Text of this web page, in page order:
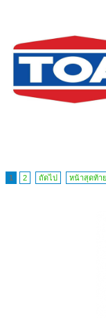
1 2 ถัดไป หน้าสุดท้าย